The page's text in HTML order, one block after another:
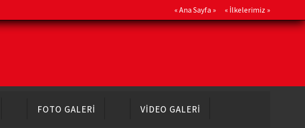
« Ana Sayfa » « İlkelerimiz »
FOTO GALERİ VİDEO GALERİ